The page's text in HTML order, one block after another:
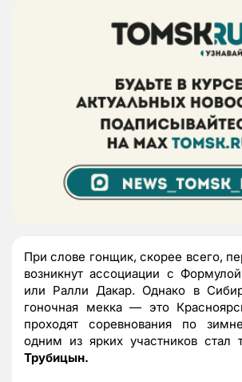
При слове гонщик, скорее всего,
возникнут ассоциации с
или Ралли Дакар. Однако в
гоночная мекка — это
проходят соревнования по
одним из ярких участников стал
Трубицын.